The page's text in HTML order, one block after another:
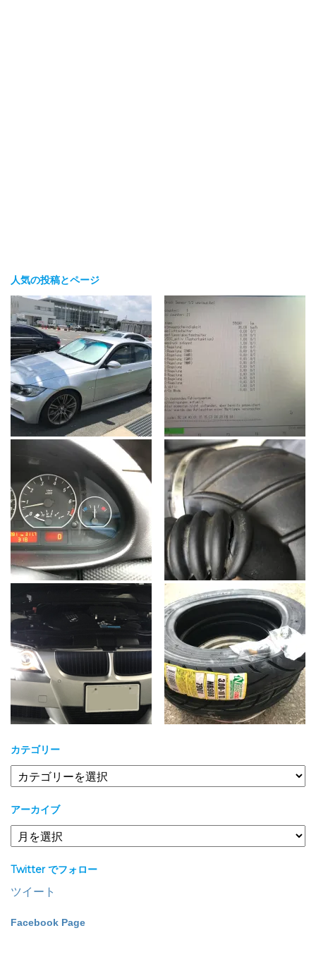
人気の投稿とページ
カテゴリー
テ
リ
ー
アーカイブ
ア
ー
イ
ブ
Twitter でフォロー
ツイート
Facebook Page